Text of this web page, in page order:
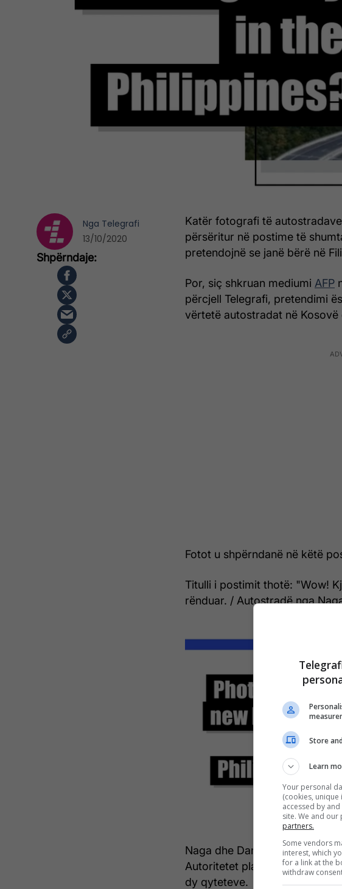
Katër fotografi të
përsëritur në postime të
pretendojnë se janë bërë në
Por, siç shkruan mediumi AFP
përcjell Telegrafi, pretendimi
vërtetë autostradat në Kosovë
Fotot u shpërndanë në këtë
Titulli i postimit thotë: "Wow!
rënduar. / Autostradë nga
Naga dhe Danao janë qytete
Autoritetet planifikojnë të
dy qyteteve.
Nga Telegrafi
13/10/2020
Store
Learn
Your personal
(cookies,
accessed by
site. We and
partners.
Some vendors
interest, which
for a link at the
withdraw